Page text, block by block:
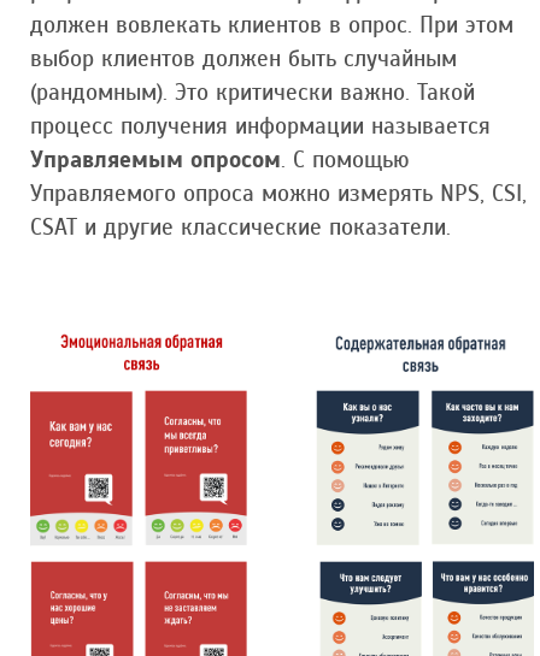
должен вовлекать клиентов в опрос. При этом
выбор клиентов должен быть случайным
(рандомным). Это критически важно. Такой
процесс получения информации называется
Управляемым опросом. С помощью
Управляемого опроса можно измерять NPS, CSI,
CSAT и другие классические показатели.